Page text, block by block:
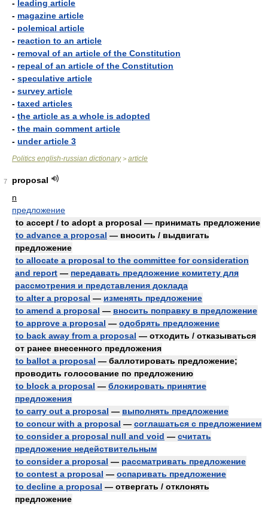
- leading article
- magazine article
- polemical article
- reaction to an article
- removal of an article of the Constitution
- repeal of an article of the Constitution
- speculative article
- survey article
- taxed articles
- the article as a whole is adopted
- the main comment article
- under article 3
Politics english-russian dictionary> article
7
proposal
n
предложение
to accept / to adopt a proposal — принимать предложение
to advance a proposal — вносить / выдвигать
предложение
to allocate a proposal to the committee for consideration
and report — передавать предложение комитету для
рассмотрения и представления доклада
to alter a proposal — изменять предложение
to amend a proposal — вносить поправку в предложение
to approve a proposal — одобрять предложение
to back away from a proposal — отходить / отказываться
от ранее внесенного предложения
to ballot a proposal — баллотировать предложение;
проводить голосование по предложению
to block a proposal — блокировать принятие
предложения
to carry out a proposal — выполнять предложение
to concur with a proposal — соглашаться с предложением
to consider a proposal null and void — считать
предложение недействительным
to consider a proposal — рассматривать предложение
to contest a proposal — оспаривать предложение
to decline a proposal — отвергать / отклонять
предложение